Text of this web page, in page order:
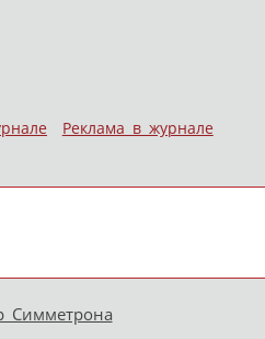
Реклама в журнале